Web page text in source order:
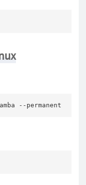
--permanent